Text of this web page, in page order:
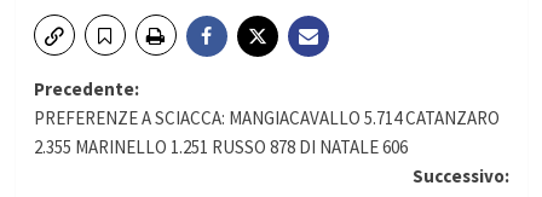
Navigazione
articolo
Precedente:
PREFERENZE A SCIACCA: MANGIACAVALLO 5.714 CATANZARO
2.355 MARINELLO 1.251 RUSSO 878 DI NATALE 606
Successivo: